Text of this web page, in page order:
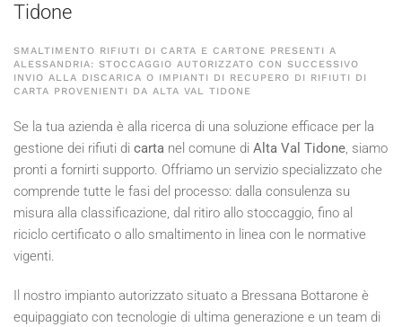
Tidone
SMALTIMENTO RIFIUTI DI CARTA E CARTONE PRESENTI A
ALESSANDRIA: STOCCAGGIO AUTORIZZATO CON SUCCESSIVO
INVIO ALLA DISCARICA O IMPIANTI DI RECUPERO DI RIFIUTI DI
CARTA PROVENIENTI DA ALTA VAL TIDONE
Se la tua azienda è alla ricerca di una soluzione efficace per la
gestione dei rifiuti di carta nel comune di Alta Val Tidone, siamo
pronti a fornirti supporto. Offriamo un servizio specializzato che
comprende tutte le fasi del processo: dalla consulenza su
misura alla classificazione, dal ritiro allo stoccaggio, fino al
riciclo certificato o allo smaltimento in linea con le normative
vigenti.
Il nostro impianto autorizzato situato a Bressana Bottarone è
equipaggiato con tecnologie di ultima generazione e un team di